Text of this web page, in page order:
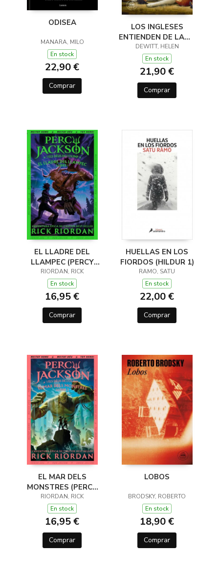
ODISEA
MANARA, MILO
En stock
22,90 €
Comprar
LOS INGLESES
ENTIENDEN DE LANA
(Y OTROS TRUCOS)
DEWITT, HELEN
En stock
21,90 €
Comprar
EL LLADRE DEL
LLAMPEC (PERCY
JACKSON I ELS DÉUS
DE L'OLIMP 1)
RIORDAN, RICK
En stock
16,95 €
Comprar
HUELLAS EN LOS
FIORDOS (HILDUR 1)
RAMO, SATU
En stock
22,00 €
Comprar
EL MAR DELS
MONSTRES (PERCY
JACKSON I ELS DÉUS
DE L'OLIMP 2)
RIORDAN, RICK
En stock
16,95 €
Comprar
LOBOS
BRODSKY, ROBERTO
En stock
18,90 €
Comprar